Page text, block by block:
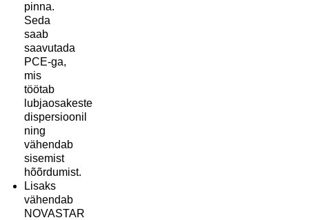
pinna.
Seda
saab
saavutada
PCE-ga,
mis
töötab
lubjaosakeste
dispersioonil
ning
vähendab
sisemist
hõõrdumist.
Lisaks
vähendab
NOVASTAR